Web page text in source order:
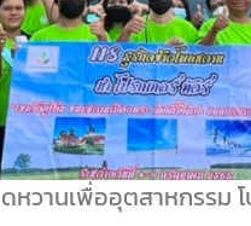
นเพื่ออุตสาหกรรม โบ